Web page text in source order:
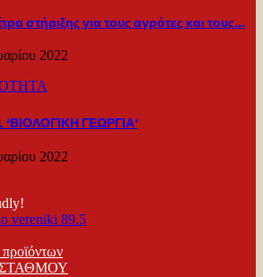
στήριξης για τους αγρότες και τους…
2022
ΓΕΩΡΓΙΑ’
2022
vereniki 89.5